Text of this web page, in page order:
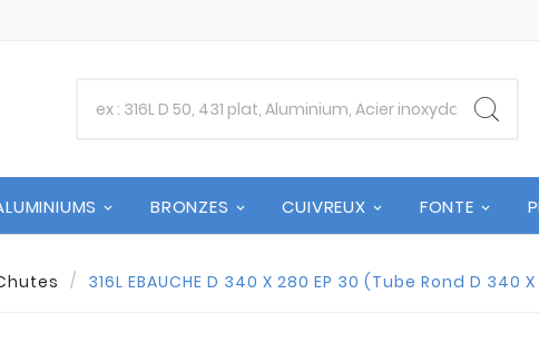
BRONZES CUIVREUX FONTE
316L EBAUCHE D 340 X 280 EP 30 (Tube Rond D 340